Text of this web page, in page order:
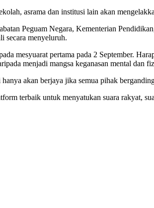
asrama dan institusi lain akan
Peguam Negara, Kementerian
secara menyeluruh.
mesyuarat pertama pada 2 September.
menjadi mangsa keganasan mental dan
akan berjaya jika semua pihak
terbaik untuk menyatukan suara rakyat,